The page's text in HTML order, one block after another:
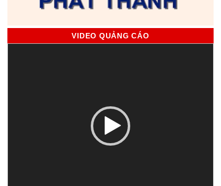
VIDEO QUẢNG CÁO